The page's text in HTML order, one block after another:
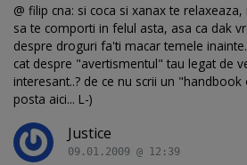
@ filip cna: si coca si xanax te
sa te comporti in felul asta, asa ca dak
despre droguri fa'ti macar temele inainte.
cat despre "avertismentul" tau legat de
interesant..? de ce nu scrii un
posta aici... L-)
Justice
09.01.2009 @ 12:39